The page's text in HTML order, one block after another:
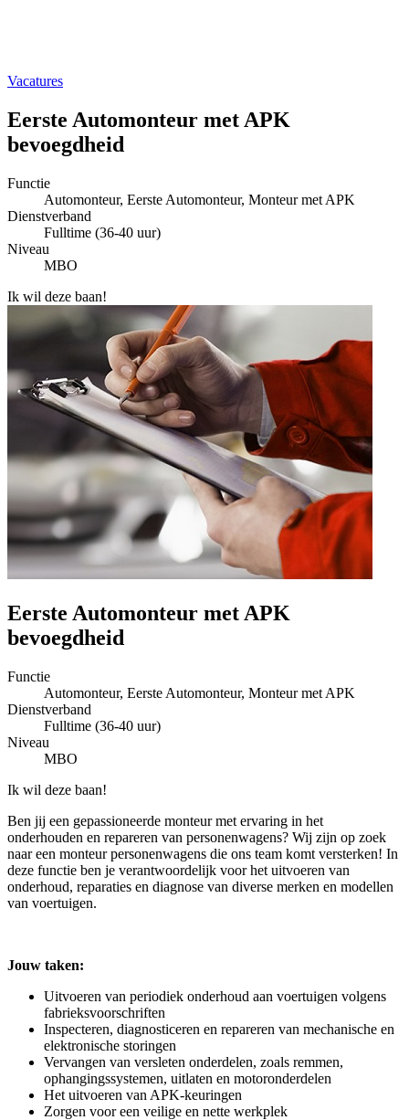
Vacatures
Eerste Automonteur met APK
bevoegdheid
Functie
Automonteur, Eerste Automonteur, Monteur met APK
Dienstverband
Fulltime (36-40 uur)
Niveau
MBO
Ik wil deze baan!
Eerste Automonteur met APK
bevoegdheid
Functie
Automonteur, Eerste Automonteur, Monteur met APK
Dienstverband
Fulltime (36-40 uur)
Niveau
MBO
Ik wil deze baan!
Ben jij een gepassioneerde monteur met ervaring in het
onderhouden en repareren van personenwagens? Wij zijn op zoek
naar een monteur personenwagens die ons team komt versterken! In
deze functie ben je verantwoordelijk voor het uitvoeren van
onderhoud, reparaties en diagnose van diverse merken en modellen
van voertuigen.
Jouw taken:
Uitvoeren van periodiek onderhoud aan voertuigen volgens
fabrieksvoorschriften
Inspecteren, diagnosticeren en repareren van mechanische en
elektronische storingen
Vervangen van versleten onderdelen, zoals remmen,
ophangingssystemen, uitlaten en motoronderdelen
Het uitvoeren van APK-keuringen
Zorgen voor een veilige en nette werkplek